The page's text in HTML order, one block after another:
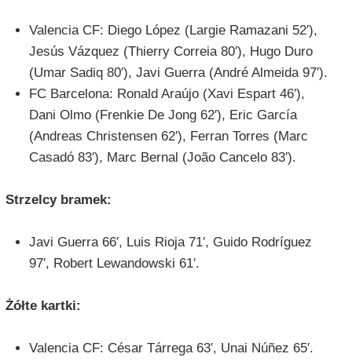
Valencia CF: Diego López (Largie Ramazani 52′),
Jesús Vázquez (Thierry Correia 80′), Hugo Duro
(Umar Sadiq 80′), Javi Guerra (André Almeida 97′).
FC Barcelona: Ronald Araújo (Xavi Espart 46′),
Dani Olmo (Frenkie De Jong 62′), Eric García
(Andreas Christensen 62′), Ferran Torres (Marc
Casadó 83′), Marc Bernal (João Cancelo 83′).
Strzelcy bramek:
Javi Guerra 66′, Luis Rioja 71′, Guido Rodríguez
97′, Robert Lewandowski 61′.
Żółte kartki:
Valencia CF: César Tárrega 63′, Unai Núñez 65′.